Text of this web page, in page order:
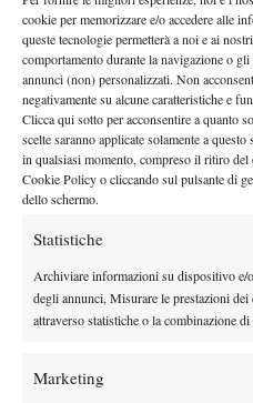
cookie per memorizzare e/o accedere alle
queste tecnologie permetterà a noi e ai
comportamento durante la navigazione o
annunci (non) personalizzati. Non
negativamente su alcune caratteristiche e
Clicca qui sotto per acconsentire a quanto
scelte saranno applicate solamente a
in qualsiasi momento, compreso il ritiro
Cookie Policy o cliccando sul pulsante di
dello schermo.
Statistiche
Archiviare informazioni su dispositivo e/
degli annunci, Misurare le prestazioni
attraverso statistiche o la combinazione
Marketing
rapido e potente. In Norvegia è
contenti di avere un ragazzo
mondo del tennis. Abbiamo
Odegaard che gioca nel Real
seguirmi per me è fantastico”.
numero133 del ranking,
qualificazione alMaster di
della “Race to Milan”), su cui lo
parola:“Per un tennista giovane
motivazione. Tutti vogliono
non sarà affatto facile. Ora è
partecipare”